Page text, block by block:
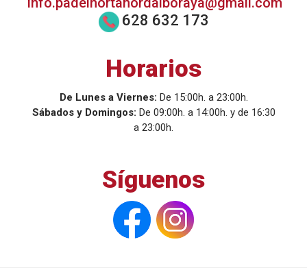
628 632 173
Horarios
De Lunes a Viernes: De 15:00h. a 23:00h.
Sábados y Domingos: De 09:00h. a 14:00h. y de 16:30
a 23:00h.
Síguenos